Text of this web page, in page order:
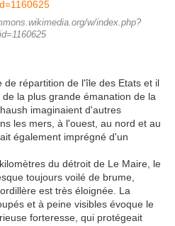
w/index.php?
de répartition de l'île des Etats et il
la plus grande émanation de la
imaginaient d'autres
les mers, à l'ouest, au nord et au
également imprégné d'un
du détroit de Le Maire, le
toujours voilé de brume,
est très éloignée. La
et à peine visibles évoque le
forteresse, qui protégeait